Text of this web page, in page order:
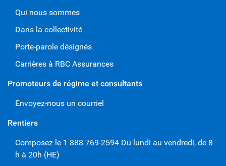
Qui nous sommes
Dans la collectivité
Porte-parole désignés
Carrières à RBC Assurances
Promoteurs de régime et consultants
Envoyez-nous un courriel
Rentiers
Composez le 1 888 769-2594 Du lundi au vendredi, de 8
h à 20h (HE)